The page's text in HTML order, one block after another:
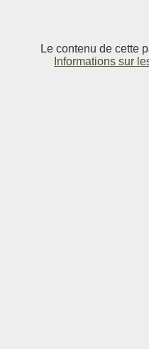
Le contenu de cette
Informations sur